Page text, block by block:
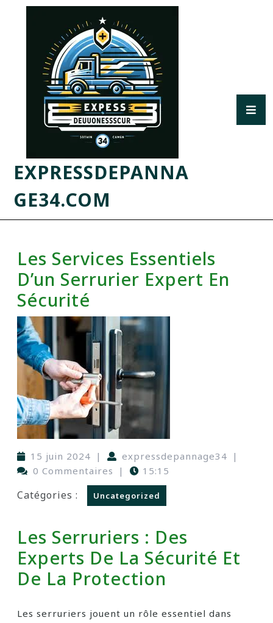
EXPRESSDEPANNA
GE34.COM
Les Services Essentiels
D’un Serrurier Expert En
Sécurité
15 juin 2024 | expressdepannage34 |
0 Commentaires
| 15:15
Catégories : Uncategorized
Les Serruriers : Des
Experts De La Sécurité Et
De La Protection
Les serruriers jouent un rôle essentiel dans